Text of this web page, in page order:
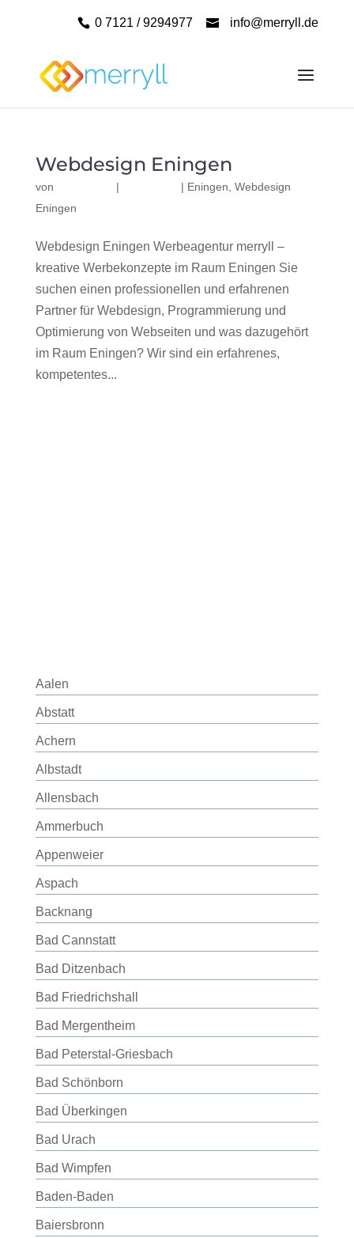
0 7121 / 9294977 info@merryll.de
Webdesign Eningen
von | | Eningen Webdesign
Eningen
Webdesign Eningen Werbeagentur merryll –
kreative Werbekonzepte im Raum Eningen Sie
suchen einen professionellen und erfahrenen
Partner für Webdesign, Programmierung und
Optimierung von Webseiten und was dazugehört
im Raum Eningen? Wir sind ein erfahrenes,
kompetentes...
Aalen
Abstatt
Achern
Albstadt
Allensbach
Ammerbuch
Appenweier
Aspach
Backnang
Bad Cannstatt
Bad Ditzenbach
Bad Friedrichshall
Bad Mergentheim
Bad Peterstal-Griesbach
Bad Schönborn
Bad Überkingen
Bad Urach
Bad Wimpfen
Baden-Baden
Baiersbronn